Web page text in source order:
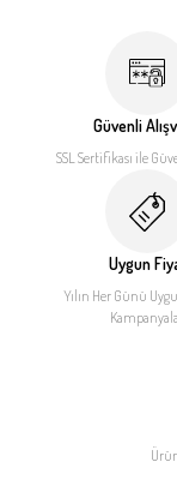
Güvenli
SSL Sertifikası ile
Uygun
Yılın Her Günü